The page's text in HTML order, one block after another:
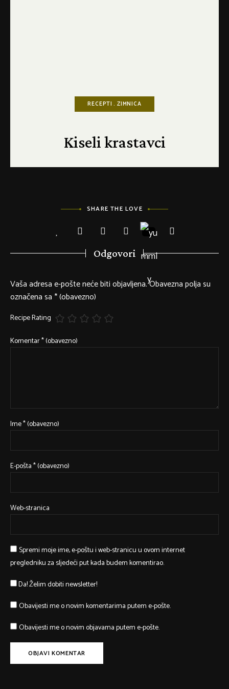
RECEPTI ZIMNICA
Kiseli krastavci
SHARE THE LOVE
Odgovori
Vaša adresa e-pošte neće biti objavljena.Obavezna polja su
označena sa* (obavezno)
Recipe Rating
Komentar* (obavezno)
Ime* (obavezno)
E-pošta* (obavezno)
Web-stranica
Spremi moje ime, e-poštu i web-stranicu u ovom internet
pregledniku za sljedeći put kada budem komentirao.
Da! Želim dobiti newsletter!
Obavijesti me o novim komentarima putem e-pošte.
Obavijesti me o novim objavama putem e-pošte.